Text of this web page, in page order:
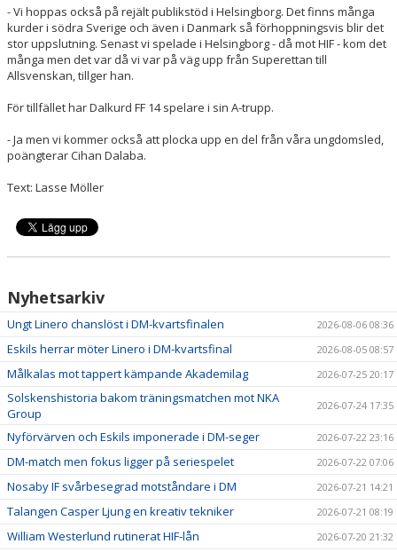
- Vi hoppas också på rejält publikstöd i Helsingborg. Det finns många
kurder i södra Sverige och även i Danmark så förhoppningsvis blir det
stor uppslutning. Senast vi spelade i Helsingborg - då mot HIF - kom det
många men det var då vi var på väg upp från Superettan till
Allsvenskan, tillger han.
För tillfället har Dalkurd FF 14 spelare i sin A-trupp.
- Ja men vi kommer också att plocka upp en del från våra ungdomsled,
poängterar Cihan Dalaba.
Text: Lasse Möller
Nyhetsarkiv
Ungt Linero chanslöst i DM-kvartsfinalen 2026-08-06 08:36
Eskils herrar möter Linero i DM-kvartsfinal 2026-08-05 08:57
Målkalas mot tappert kämpande Akademilag 2026-07-25 20:17
Solskenshistoria bakom träningsmatchen mot NKA
Group
2026-07-24 17:35
Nyförvärven och Eskils imponerade i DM-seger 2026-07-22 23:16
DM-match men fokus ligger på seriespelet 2026-07-22 07:06
Nosaby IF svårbesegrad motståndare i DM 2026-07-21 14:21
Talangen Casper Ljung en kreativ tekniker 2026-07-21 08:19
William Westerlund rutinerat HIF-lån 2026-07-20 21:32